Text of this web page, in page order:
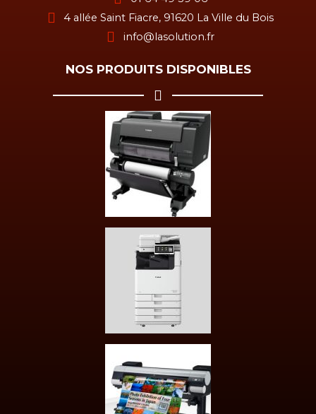
4 allée Saint Fiacre, 91620 La Ville du Bois
info@lasolution.fr
NOS PRODUITS DISPONIBLES